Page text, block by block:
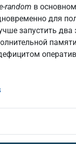
random в
для
запустить